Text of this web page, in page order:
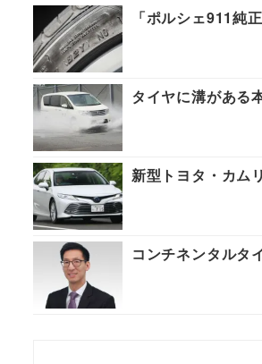
「ポルシェ911純
タイヤに溝がある
新型トヨタ・カム
コンチネンタルタ